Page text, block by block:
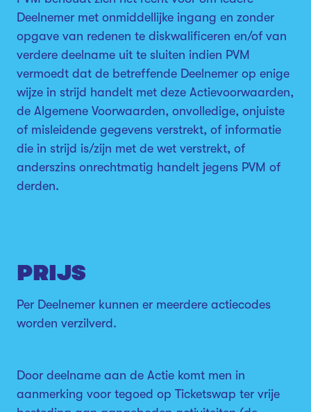
Deelnemer met onmiddellijke ingang en zonder
opgave van redenen te diskwalificeren en/of van
verdere deelname uit te sluiten indien PVM
vermoedt dat de betreffende Deelnemer op enige
wijze in strijd handelt met deze Actievoorwaarden,
de Algemene Voorwaarden, onvolledige, onjuiste
of misleidende gegevens verstrekt, of informatie
die in strijd is/zijn met de wet verstrekt, of
anderszins onrechtmatig handelt jegens PVM of
derden.
PRIJS
Per Deelnemer kunnen er meerdere actiecodes
worden verzilverd.
Door deelname aan de Actie komt men in
aanmerking voor tegoed op Ticketswap ter vrije